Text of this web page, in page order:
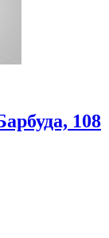
108